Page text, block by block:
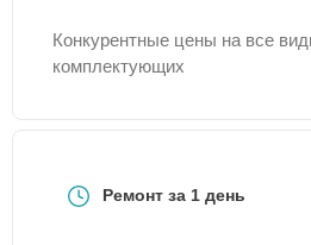
Конкурентные цены на все
комплектующих
Ремонт за 1 день